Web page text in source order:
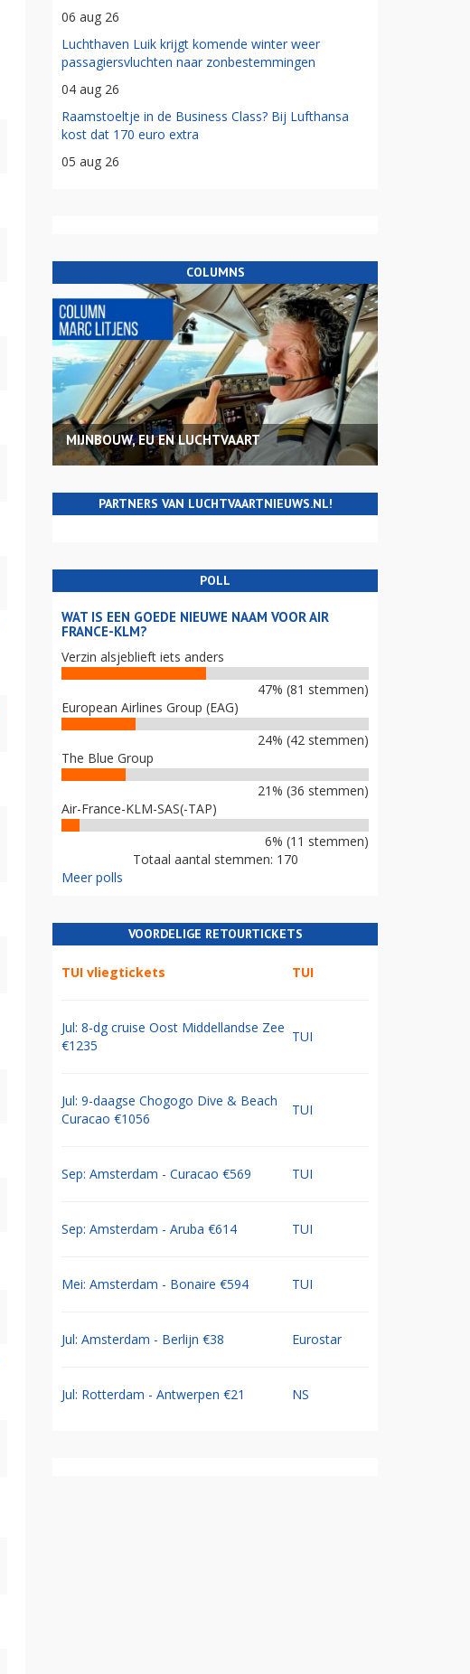
06 aug 26
Luchthaven Luik krijgt komende winter weer
passagiersvluchten naar zonbestemmingen
04 aug 26
Raamstoeltje in de Business Class? Bij Lufthansa
kost dat 170 euro extra
05 aug 26
COLUMNS
MIJNBOUW, EU EN LUCHTVAART
PARTNERS VAN LUCHTVAARTNIEUWS.NL!
POLL
WAT IS EEN GOEDE NIEUWE NAAM VOOR AIR
FRANCE-KLM?
Verzin alsjeblieft iets anders
47% (81 stemmen)
European Airlines Group (EAG)
24% (42 stemmen)
The Blue Group
21% (36 stemmen)
Air-France-KLM-SAS(-TAP)
6% (11 stemmen)
Totaal aantal stemmen: 170
Meer polls
VOORDELIGE RETOURTICKETS
TUI vliegtickets TUI
Jul: 8-dg cruise Oost Middellandse Zee
€1235
TUI
Jul: 9-daagse Chogogo Dive & Beach
Curacao €1056
TUI
Sep: Amsterdam - Curacao €569 TUI
Sep: Amsterdam - Aruba €614 TUI
Mei: Amsterdam - Bonaire €594 TUI
Jul: Amsterdam - Berlijn €38 Eurostar
Jul: Rotterdam - Antwerpen €21 NS